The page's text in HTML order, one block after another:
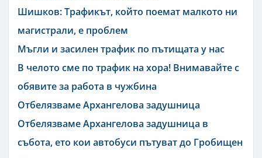
Шишков: Трафикът, който поемат малкото ни
магистрали, е проблем
Мъгли и засилен трафик по пътищата у нас
В челото сме по трафик на хора! Внимавайте с
обявите за работа в чужбина
Отбелязваме Архангелова задушница
Отбелязваме Архангелова задушница в
събота, ето кои автобуси пътуват до Гробищен